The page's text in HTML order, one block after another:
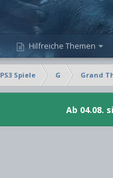
Hilfreiche Themen
PS3 Spiele G Grand
Ab 04.08.